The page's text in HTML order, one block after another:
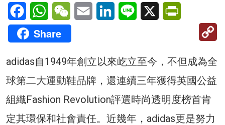
FacebookWhatsAppWeChatEmail LinkedInLine X
Share
adidas自1949年創立以來屹立至今，不但成為全
球第二大運動鞋品牌，還連續三年獲得英國公益
組織Fashion Revolution評選時尚透明度榜首肯
定其環保和社會責任。近幾年，adidas更是努力